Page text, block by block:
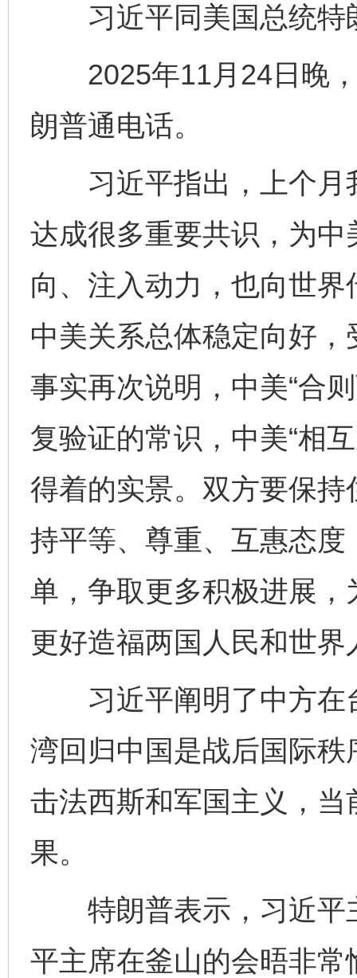
习近平同美国总统特
2025年11月24日晚，
朗普通电话。
习近平指出，上个月
达成很多重要共识，为
向、注入动力，也向世
中美关系总体稳定向好
事实再次说明，中美“合
复验证的常识，中美“相
得着的实景。双方要保
持平等、尊重、互惠态
单，争取更多积极进展
更好造福两国人民和世界
习近平阐明了中方在
湾回归中国是战后国际
击法西斯和军国主义，
果。
特朗普表示，习近平
平主席在釜山的会晤非